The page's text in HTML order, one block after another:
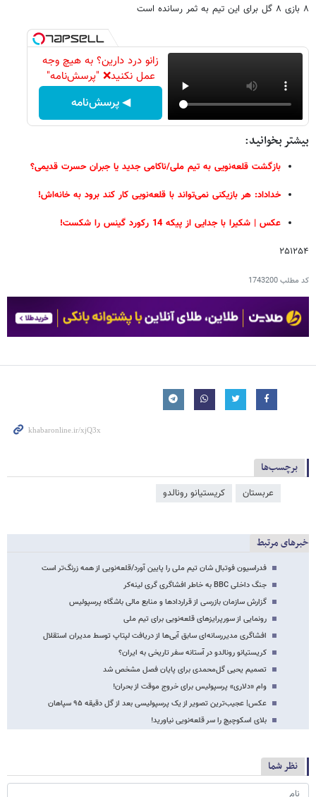
۸ بازی ۸ گل برای این تیم به ثمر رسانده است
زانو درد دارین؟ به هیچ وجه
عمل نکنید❌ "پرسش‌نامه"
◀ پرسش‌نامه
بیشتر بخوانید:
بازگشت قلعه‌نویی به تیم ملی/ناکامی جدید یا جبران حسرت قدیمی؟
خداداد: هر بازیکنی نمی‌تواند با قلعه‌نویی کار کند برود به خانه‌اش!
عکس | شکیرا با جدایی از پیکه 14 رکورد گینس را شکست!
۲۵۱۲۵۴
کد مطلب1743200
برچسب‌ها
عربستان کریستیانو رونالدو
خبرهای مرتبط
فدراسیون فوتبال شان تیم ملی را پایین آورد/قلعه‌نویی از همه زرنگ‌تر است
جنگ داخلی BBC به خاطر افشاگری گری لینه‌کر
گزارش سازمان بازرسی از قراردادها و منابع مالی باشگاه پرسپولیس
رونمایی از سورپرایزهای قلعه‌نویی برای تیم ملی
افشاگری مدیررسانه‌ای سابق آبی‌ها از دریافت لپتاپ توسط مدیران استقلال
کریستیانو رونالدو در آستانه سفر تاریخی به ایران؟
تصمیم یحیی گل‌محمدی برای پایان فصل مشخص شد
وام «دلاری» پرسپولیس برای خروج موقت از بحران!
عکس| عجیب‌ترین تصویر از یک پرسپولیسی بعد از گل دقیقه ۹۵ سپاهان
بلای اسکوچیچ را سر قلعه‌نویی نیاورید!
نظر شما